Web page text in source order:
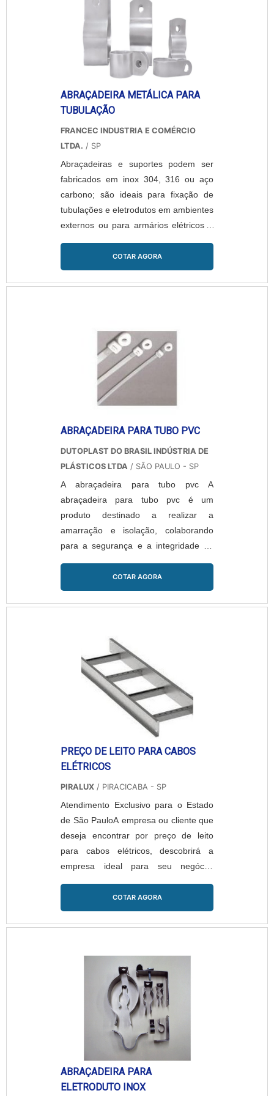
desenho/croqui, material, quantidade e
acabamento.
ABRAÇADEIRA METÁLICA PARA
TUBULAÇÃO
FRANCEC INDUSTRIA E COMÉRCIO
LTDA. / SP
Abraçadeiras e suportes podem ser
fabricados em inox 304, 316 ou aço
carbono; são ideais para fixação de
tubulações e eletrodutos em ambientes
externos ou para armários elétricos e
resistência à corrosão e estão
disponíveis em acabamentos natural,
polido ou jateado. Aplicações incluem
Para orçamentos, enviar:
desenho/croqui, material, quantidade e
acabamento.
COTAR AGORA
ABRAÇADEIRA PARA TUBO PVC
DUTOPLAST DO BRASIL INDÚSTRIA DE
PLÁSTICOS LTDA / SÃO PAULO - SP
A abraçadeira para tubo pvc A
abraçadeira para tubo pvc é um
produto destinado a realizar a
amarração e isolação, colaborando
para a segurança e a integridade do
pela Dutoplast, empresa que atua no
segmento instalações elétricas desde o
ano de 1976, quando iniciou suas
disponibilizados pela empresa,
encontram-se: Dutopiso, Dutodin,
Canaletas Extreme, Abraçaduto,
Fixaduto, Eletr....
COTAR AGORA
PREÇO DE LEITO PARA CABOS
ELÉTRICOS
PIRALUX / PIRACICABA - SP
Atendimento Exclusivo para o Estado
de São PauloA empresa ou cliente que
deseja encontrar por preço de leito
para cabos elétricos, descobrirá a
empresa ideal para seu negócio.
empresa do segmento e encontrando
a líder em qualidade.MAIS SOBRE
PREÇO DE LEITO PARA CABOS
preço de leito para cabos elétricos em
uma empresa que preza pela
segurança, encontra na internet a
Piralux. A empresa atua com junção
interna l e saída lateral dupla,
oferecendo o que há de melhor no
mercado para cada cliente.Ainda
focando em preço de leito para cabos
elétricos, deve-se ter a exatidão em
COTAR AGORA
ABRAÇADEIRA PARA
ELETRODUTO INOX